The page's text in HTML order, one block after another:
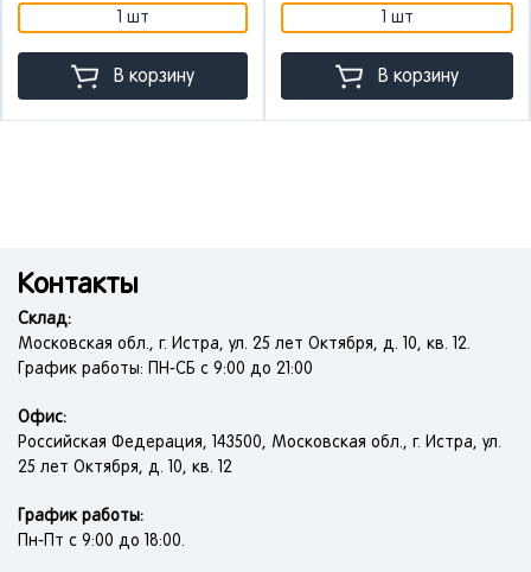
1 шт
В корзину
1 шт
В корзину
Контакты
Склад:
Московская обл., г. Истра, ул. 25 лет Октября, д. 10, кв. 12.
График работы: ПН-СБ с 9:00 до 21:00
Офис:
Российская Федерация, 143500, Московская обл., г. Истра, ул.
25 лет Октября, д. 10, кв. 12
График работы:
Пн-Пт с 9:00 до 18:00.